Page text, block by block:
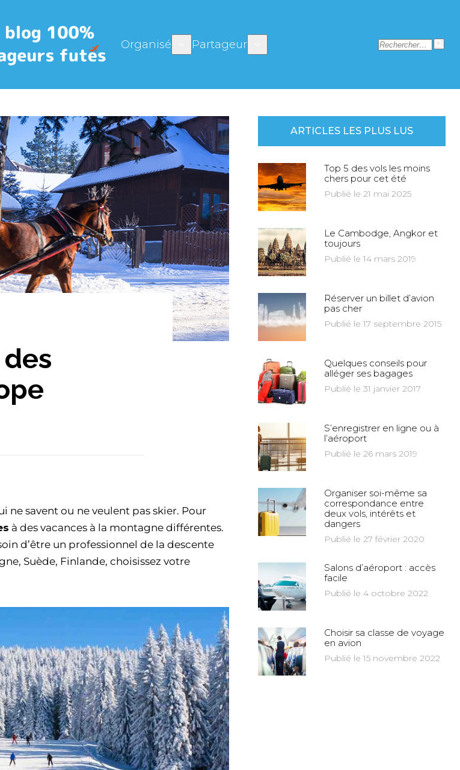
Organisé Partageur
ne savent ou ne veulent pas skier. Pour
à des vacances à la montagne différentes.
d’être un professionnel de la descente
Suède, Finlande, choisissez votre
ARTICLES LES PLUS LUS
Top 5 des vols les moins
chers pour cet été
Publié le 21 mai 2025
Le Cambodge, Angkor et
toujours
Publié le 14 mars 2019
Réserver un billet d’avion
pas cher
Publié le 17 septembre 2015
Quelques conseils pour
alléger ses bagages
Publié le 31 janvier 2017
S’enregistrer en ligne ou à
l’aéroport
Publié le 26 mars 2019
Organiser soi-même sa
correspondance entre
deux vols, intérêts et
dangers
Publié le 27 février 2020
Salons d’aéroport : accès
facile
Publié le 4 octobre 2022
Choisir sa classe de voyage
en avion
Publié le 15 novembre 2022